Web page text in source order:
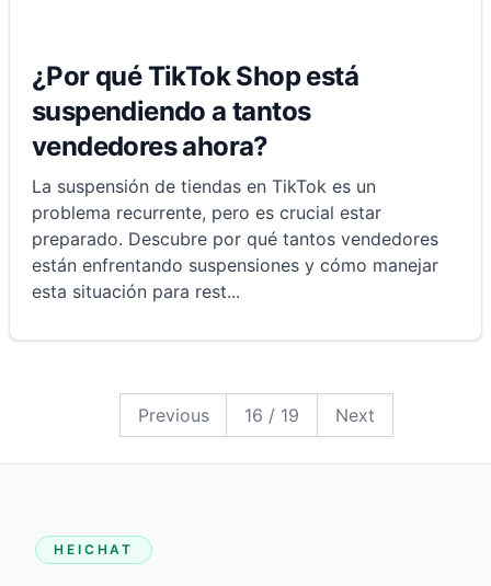
¿Por qué TikTok Shop está
suspendiendo a tantos
vendedores ahora?
La suspensión de tiendas en TikTok es un
problema recurrente, pero es crucial estar
preparado. Descubre por qué tantos vendedores
están enfrentando suspensiones y cómo manejar
esta situación para rest...
Previous 16 / 19 Next18
19
HEICHAT